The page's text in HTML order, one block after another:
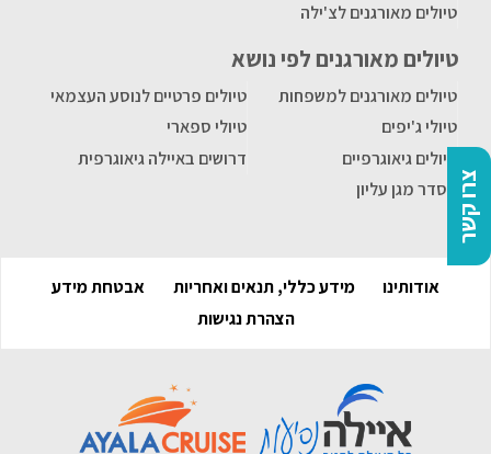
צרו קשר
טיולים מאורגנים לצ'ילה
טיולים מאורגנים לפי נושא
טיולים מאורגנים למשפחות
טיולים פרטיים לנוסע העצמאי
טיולי ג'יפים
טיולי ספארי
טיולים גיאוגרפיים
דרושים באיילה גיאוגרפית
הסדר מגן עליון
אודותינו מידע כללי, תנאים ואחריות
אבטחת מידע
הצהרת נגישות